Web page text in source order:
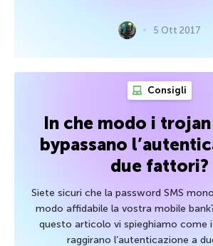
5 Ott 2017
Consigli
In che modo i
bypassano
due fattori?
Siete sicuri che la password SMS
modo affidabile la vostra mobile
questo articolo vi spieghiamo come
raggirano l’autenticazione a